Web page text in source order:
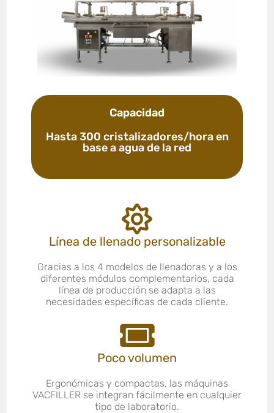
Capacidad
Hasta 300 cristalizadores/hora en
base a agua de la red
Línea de llenado personalizable
Gracias a los 4 modelos de llenadoras y a los
diferentes módulos complementarios, cada
línea de producción se adapta a las
necesidades específicas de cada cliente.
Poco volumen
Ergonómicas y compactas, las máquinas
VACFILLER se integran fácilmente en cualquier
tipo de laboratorio.